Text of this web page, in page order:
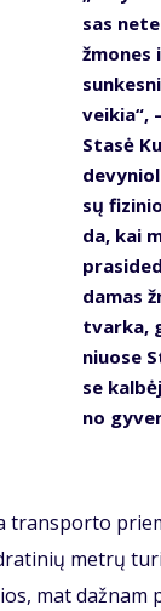
sas
žmo­nes
vei­kia“,
Sta­sė
sų
da, kai
da­mas
tvar­ka,
niuo­se
se
no
trans­por­to
met­rų
mat daž­nam